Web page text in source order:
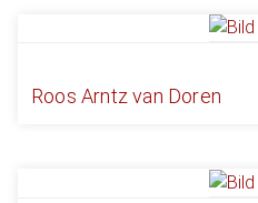
Roos Arntz van Doren